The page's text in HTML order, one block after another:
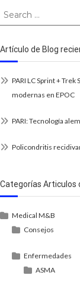
Artículo de Blog
PARI LC Sprint +
modernas en EPOC
PARI: Tecnología
Policondritis
Categorías Articulos
Medical M&B
Consejos
Enfermedades
ASMA